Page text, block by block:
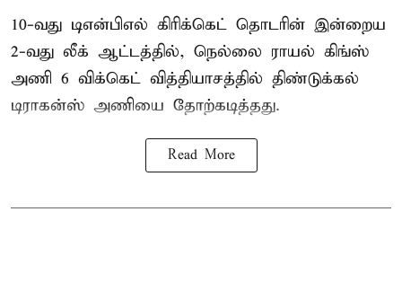
10-வது டிஎன்பிஎல் கிரிக்கெட் தொடரின் இன்றைய
2-வது லீக் ஆட்டத்தில், நெல்லை ராயல் கிங்ஸ்
அணி 6 விக்கெட் வித்தியாசத்தில் திண்டுக்கல்
டிராகன்ஸ் அணியை தோற்கடித்தது.
Read More